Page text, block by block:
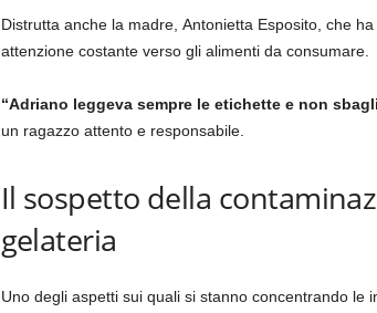
Distrutta anche la madre, Antonietta Esposito, che
attenzione costante verso gli alimenti da consumare.
“Adriano leggeva sempre le etichette e non
un ragazzo attento e responsabile.
Il sospetto della
gelateria
Uno degli aspetti sui quali si stanno concentrando le